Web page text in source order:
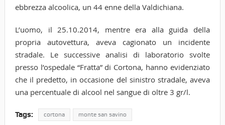
ebbrezza alcoolica, un 44 enne della Valdichiana.
L’uomo, il 25.10.2014, mentre era alla guida della
propria autovettura, aveva cagionato un incidente
stradale. Le successive analisi di laboratorio svolte
presso l’ospedale “Fratta” di Cortona, hanno evidenziato
che il predetto, in occasione del sinistro stradale, aveva
una percentuale di alcool nel sangue di oltre 3 gr/l.
Tags: cortona monte san savino